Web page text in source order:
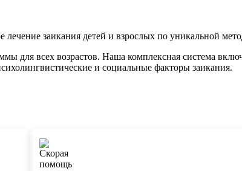
лечение заикания детей и взрослых по уникальной
для всех возрастов. Наша комплексная система
и социальные факторы заикания.